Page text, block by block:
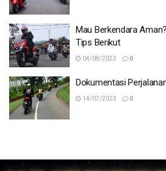
Mau Berkendara
Tips Berikut
04/08/2023 0
Dokumentasi
14/07/2023 0